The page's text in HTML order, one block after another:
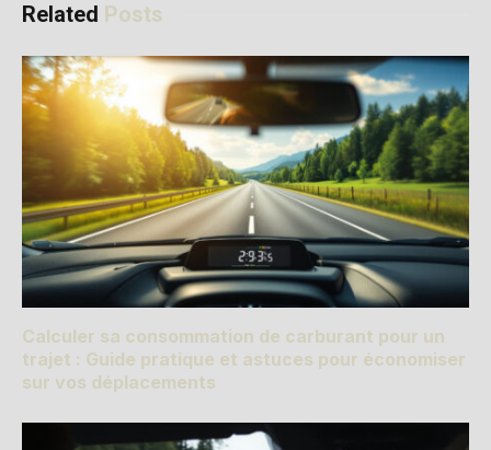
Related Posts
Calculer sa consommation de carburant pour un
trajet : Guide pratique et astuces pour économiser
sur vos déplacements